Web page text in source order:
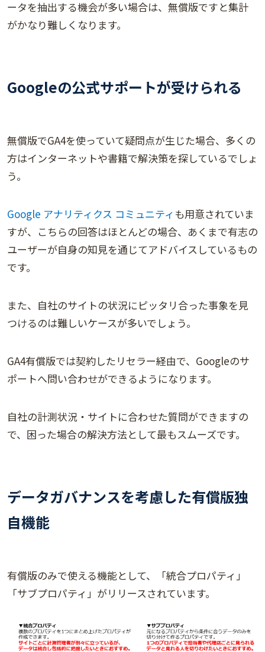
ータを抽出する機会が多い場合は、無償版ですと集計
がかなり難しくなります。
Googleの公式サポートが受けられる
無償版でGA4を使っていて疑問点が生じた場合、多くの
方はインターネットや書籍で解決策を探しているでしょ
う。
Google アナリティクス コミュニティ も用意されていま
すが、こちらの回答はほとんどの場合、あくまで有志の
ユーザーが自身の知見を通じてアドバイスしているもの
です。
また、自社のサイトの状況にピッタリ合った事象を見
つけるのは難しいケースが多いでしょう。
GA4有償版では契約したリセラー経由で、Googleのサ
ポートへ問い合わせができるようになります。
自社の計測状況・サイトに合わせた質問ができますの
で、困った場合の解決方法として最もスムーズです。
データガバナンスを考慮した有償版独
自機能
有償版のみで使える機能として、「統合プロパティ」
「サブプロパティ」がリリースされています。